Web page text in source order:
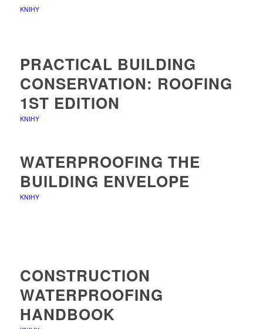
KNIHY
PRACTICAL BUILDING
CONSERVATION: ROOFING
1ST EDITION
KNIHY
WATERPROOFING THE
BUILDING ENVELOPE
KNIHY
CONSTRUCTION
WATERPROOFING
HANDBOOK